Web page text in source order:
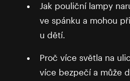
Jak pouliční lampy
ve spánku a mohou
u dětí.
Proč více světla na
více bezpečí a může